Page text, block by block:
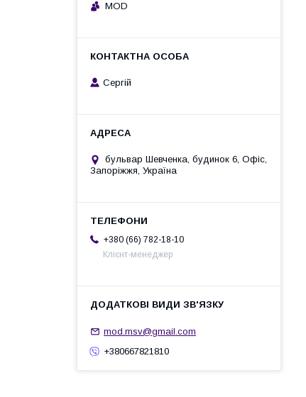
MOD
Сергій
бульвар Шевченка, будинок 6, Офіс,
Запоріжжя, Україна
+380 (66) 782-18-10
Клієнт-менеджер
mod.msv@gmail.com
+380667821810